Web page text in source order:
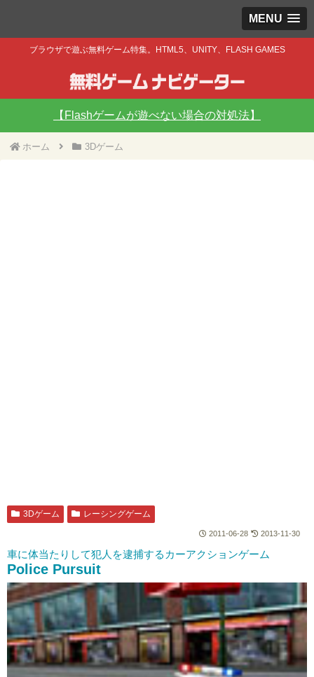
MENU
ブラウザで遊ぶ無料ゲーム特集。HTML5、UNITY、FLASH GAMES
【Flashゲームが遊べない場合の対処法】
ホーム 3Dゲーム
3Dゲーム レーシングゲーム
2011-06-28 2013-11-30
車に体当たりして犯人を逮捕するカーアクションゲーム
Police Pursuit